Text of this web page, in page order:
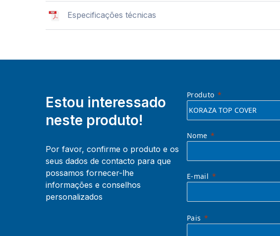
Especificações técnicas
Estou interessado
neste produto!
Por favor, confirme o produto e os
seus dados de contacto para que
possamos fornecer-lhe
informações e conselhos
personalizados
Produto
Nome
E-mail
Pais